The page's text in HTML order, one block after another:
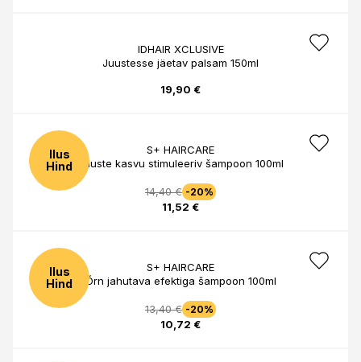
IDHAIR XCLUSIVE
Juustesse jäetav palsam 150ml
19,90 €
Ilus
Hind
S+ HAIRCARE
Juuste kasvu stimuleeriv šampoon 100ml
14,40 € -20%
11,52 €
Ilus
Hind
S+ HAIRCARE
Õrn jahutava efektiga šampoon 100ml
13,40 € -20%
10,72 €